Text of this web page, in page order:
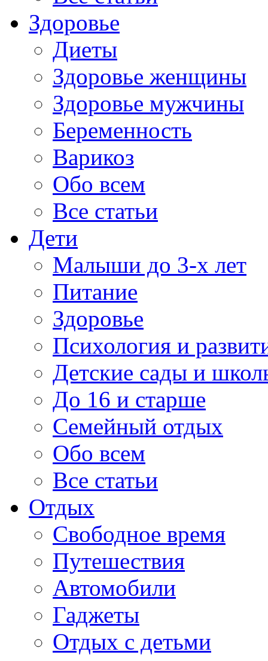
Здоровье
Диеты
Здоровье женщины
Здоровье мужчины
Беременность
Варикоз
Обо всем
Все статьи
Дети
Малыши до 3-х лет
Питание
Здоровье
Психология и
Детские сады и
До 16 и старше
Семейный отдых
Обо всем
Все статьи
Отдых
Свободное время
Путешествия
Автомобили
Гаджеты
Отдых с детьми